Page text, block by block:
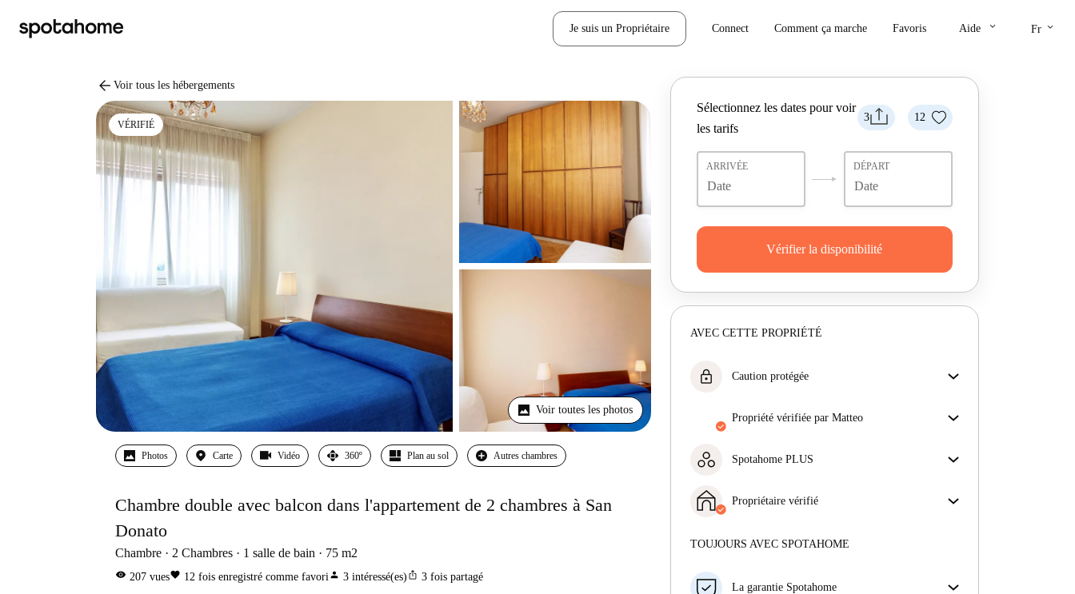
Je suis un Propriétaire Connect Comment ça marche Favoris Aide keyboard_arrow_down Fr keyboard_arrow_down
arrow_back Voir tous les hébergements
VÉRIFIÉ
Voir toutes les photos
Photos Carte Vidéo 360º Plan au sol Autres chambres
Chambre double avec balcon dans l'appartement de 2 chambres à San
Donato
Chambre 2 Chambres 1 salle de bain 75 m2
visibility 207 vuesfavorite 12 fois enregistré comme favoriperson 3 intéressé(es) ios_share 3 fois partagé
3 12
Sélectionnez les dates pour voir
les tarifs
ARRIVÉE DÉPART
Vérifier la disponibilité
AVEC CETTE PROPRIÉTÉ
lock Caution protégée
propriétaire ne procède pas au remboursement de
votre cation, nous nous en chargerons.
Plus d'informations
propriété vérifiée par Matteo
s'assurer que vous obtenez exactement ce que vous
En savoir plus sur la vérification
Spotahome PLUS
pour nos locataires en offrant l'accès aux normes de
sécurité les plus élevées et un soutien supplémentaire
Propriétaire vérifié
Plus d'informations sur ce propriétaire
TOUJOURS AVEC SPOTAHOME
La garantie Spotahome